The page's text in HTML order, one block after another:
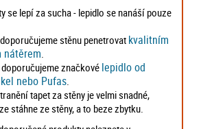
se lepí za sucha - lepidlo se nanáší pouze
stěnu penetrovat kvalitním
nátěrem.
značkové lepidlo od
nebo Pufas.
tapet za stěny je velmi snadné,
stáhne ze stěny, a to beze zbytku.